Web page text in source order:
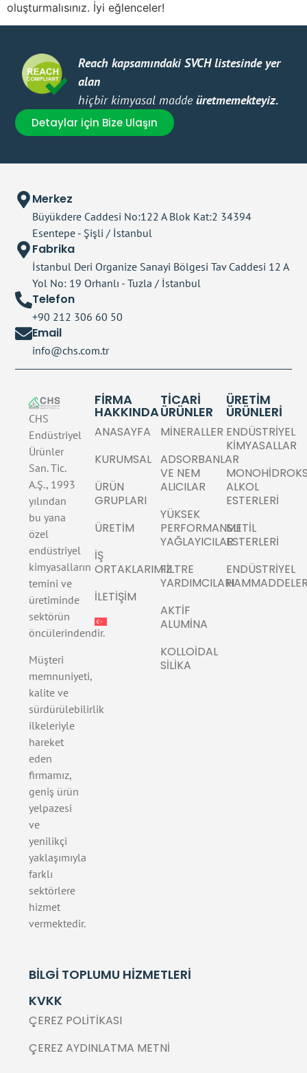
oluşturmalısınız. İyi eğlenceler!
Reach kapsamındaki SVCH listesinde yer
alan
hiçbir kimyasal maddeüretmemekteyiz.
Detaylar için Bize Ulaşın
Merkez
Büyükdere Caddesi No:122 A Blok Kat:2 34394
Esentepe - Şişli / İstanbul
Fabrika
İstanbul Deri Organize Sanayi Bölgesi Tav Caddesi 12 A
Yol No: 19 Orhanlı - Tuzla / İstanbul
Telefon
+90 212 306 60 50
Email
info@chs.com.tr
CHS
Endüstriyel
Ürünler
San. Tic.
A.Ş., 1993
yılından
bu yana
özel
endüstriyel
kimyasalların
temini ve
üretiminde
sektörün
öncülerindendir.
Müşteri
memnuniyeti,
kalite ve
sürdürülebilirlik
ilkeleriyle
hareket
eden
firmamız,
geniş ürün
yelpazesi
ve
yenilikçi
yaklaşımıyla
farklı
sektörlere
hizmet
vermektedir.
FİRMA
HAKKINDA
ANASAYFA
KURUMSAL
ÜRÜN
GRUPLARI
ÜRETIM
İŞ
ORTAKLARIMIZ
İLETIŞIM
TICARI
ÜRÜNLER
MINERALLER
ADSORBANLAR
VE NEM
ALICILAR
YÜKSEK
PERFORMANSLI
YAĞLAYICILAR
FILTRE
YARDIMCILARI
AKTIF
ALUMINA
KOLLOIDAL
SILIKA
ÜRETİM
ÜRÜNLERİ
ENDÜSTRIYEL
KIMYASALLAR
ALKOL
ESTERLERI
METIL
ESTERLERI
ENDÜSTRIYEL
BILGI TOPLUMU HIZMETLERI
KVKK
ÇEREZ POLITIKASI
ÇEREZ AYDINLATMA METNI